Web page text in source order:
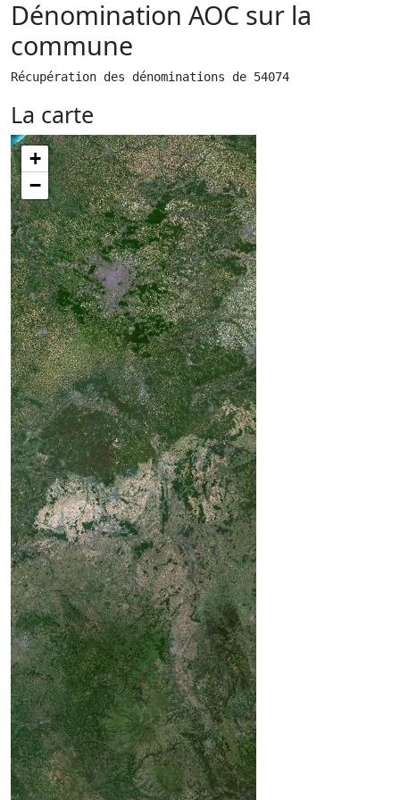
Dénomination AOC sur la
commune
Récupération des dénominations de 54074
La carte
+
−